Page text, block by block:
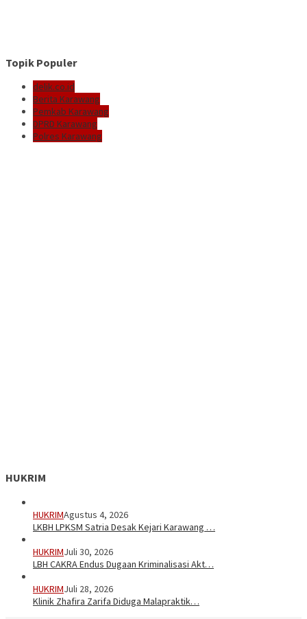
Topik Populer
delik.co.id
Berita Karawang
Pemkab Karawang
DPRD Karawang
Polres Karawang
HUKRIM
HUKRIMAgustus 4, 2026
LKBH LPKSM Satria Desak Kejari Karawang …
HUKRIMJuli 30, 2026
LBH CAKRA Endus Dugaan Kriminalisasi Akt…
HUKRIMJuli 28, 2026
Klinik Zhafira Zarifa Diduga Malapraktik…